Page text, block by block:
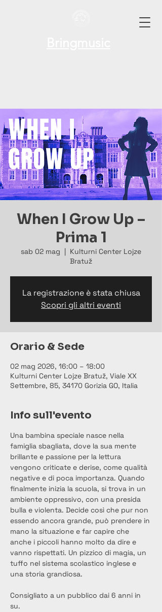
When I Grow Up –
Prima 1
sab 02 mag
  |
Kulturni Center Lojze
Bratuž
La registrazione è stata chiusa
Scopri gli altri eventi
Orario & Sede
02 mag 2026, 16:00 – 18:00
Kulturni Center Lojze Bratuž, Viale XX
Settembre, 85, 34170 Gorizia GO, Italia
Info sull'evento
Una bambina speciale nasce nella
famiglia sbagliata, dove la sua mente
brillante e passione per la lettura
vengono criticate e derise, come qualità
negative e di poca importanza. Quando
finalmente inizia la scuola, si trova in un
ambiente oppressivo, con una presida
bulla e violenta. Decide così che pur non
essendo ancora grande, può prendere in
mano la situazione e far capire che
anche i piccoli hanno molto da dire e
vanno rispettati. Un pizzico di magia, un
tuffo nel sistema scolastico inglese e
una storia grandiosa.
Consigliato a un pubblico dai 6 anni in
su.